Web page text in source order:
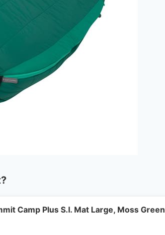
Camp Plus S.I. Mat Large, Moss Green